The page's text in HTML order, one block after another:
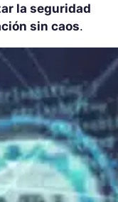
la seguridad
sin caos.